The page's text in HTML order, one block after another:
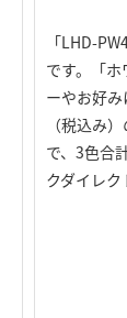
「LHD-
です。「
ーやお好
（税込み
で、3色合
クダイレ